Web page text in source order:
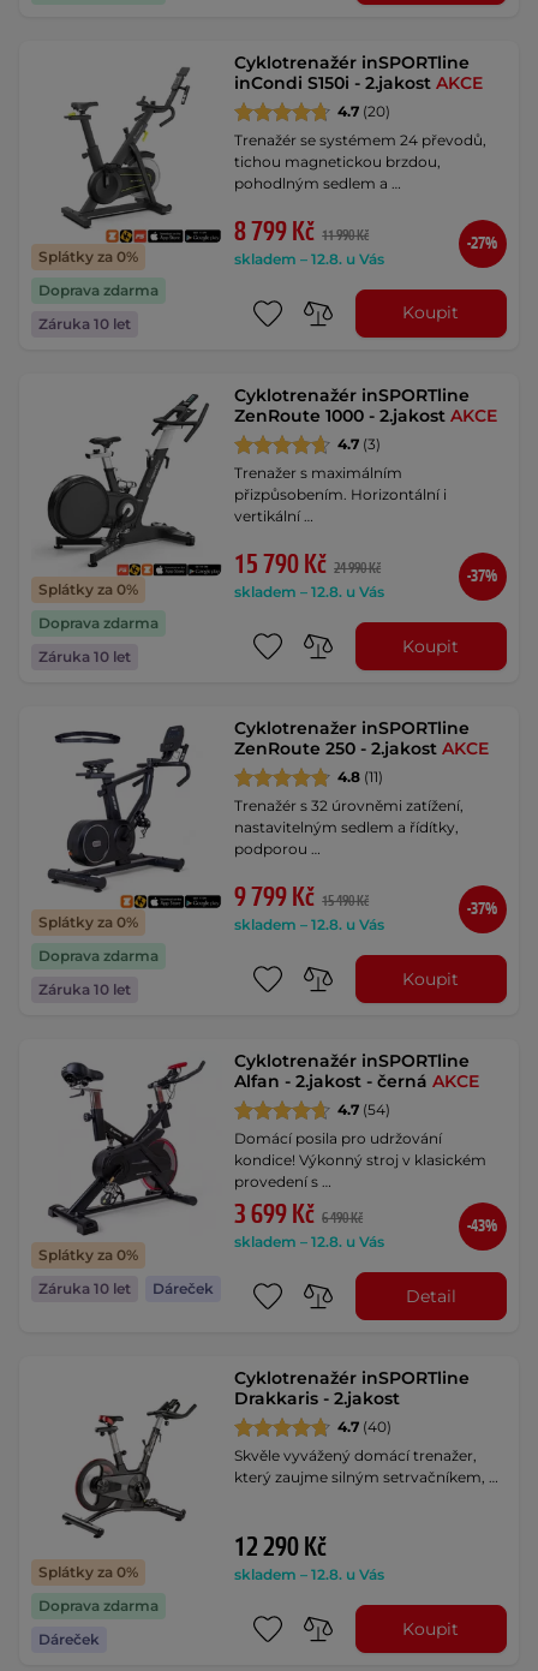
Splátky za 0%
Doprava zdarma
Záruka 10 let
Cyklotrenažér inSPORTline
inCondi S150i - 2.jakostAKCE
4.7 (20)
Trenažér se systémem 24 převodů,
tichou magnetickou brzdou,
pohodlným sedlem a …
8 799 Kč 11 990 Kč
skladem – 12.8. u Vás
-27%
Koupit
Splátky za 0%
Doprava zdarma
Záruka 10 let
Cyklotrenažér inSPORTline
ZenRoute 1000 - 2.jakostAKCE
4.7 (3)
Trenažer s maximálním
přizpůsobením. Horizontální i
vertikální …
15 790 Kč 24 990 Kč
skladem – 12.8. u Vás
-37%
Koupit
Splátky za 0%
Doprava zdarma
Záruka 10 let
Cyklotrenažer inSPORTline
ZenRoute 250 - 2.jakostAKCE
4.8 (11)
Trenažér s 32 úrovněmi zatížení,
nastavitelným sedlem a řídítky,
podporou …
9 799 Kč 15 490 Kč
skladem – 12.8. u Vás
-37%
Koupit
Splátky za 0%
Záruka 10 let
Dáreček
Cyklotrenažér inSPORTline
Alfan - 2.jakost - černáAKCE
4.7 (54)
Domácí posila pro udržování
kondice! Výkonný stroj v klasickém
provedení s …
3 699 Kč 6 490 Kč
skladem – 12.8. u Vás
-43%
Detail
Splátky za 0%
Doprava zdarma
Dáreček
Cyklotrenažér inSPORTline
Drakkaris - 2.jakost
4.7 (40)
Skvěle vyvážený domácí trenažer,
který zaujme silným setrvačníkem, …
12 290 Kč
skladem – 12.8. u Vás
Koupit